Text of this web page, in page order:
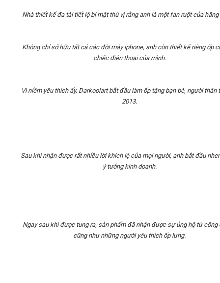
Nhà thiết kế đa tài tiết lộ bí mật thú vị rằng anh là một fan ruột của hãng
Không chỉ sở hữu tất cả các đời máy iphone, anh còn thiết kế riêng ốp
chiếc điện thoại của mình.
Vì niềm yêu thích ấy, Darkoolart bắt đầu làm ốp tặng bạn bè, người thân
2013.
Sau khi nhận được rất nhiều lời khích lệ của mọi người, anh bắt đầu
ý tưởng kinh doanh.
Ngay sau khi được tung ra, sản phẩm đã nhận được sự ủng hộ từ công
cũng như những người yêu thích ốp lưng.